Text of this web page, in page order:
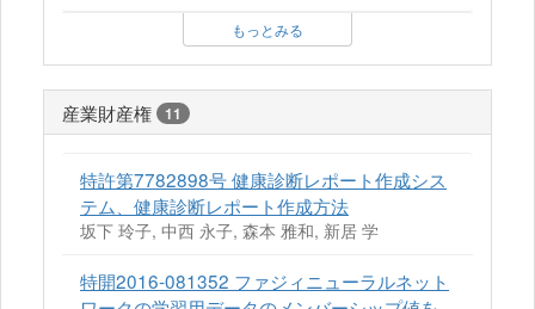
もっとみる
産業財産権 11
特許第7782898号 健康診断レポート作成シス
テム、健康診断レポート作成方法
坂下 玲子, 中西 永子, 森本 雅和, 新居 学
特開2016-081352 ファジィニューラルネット